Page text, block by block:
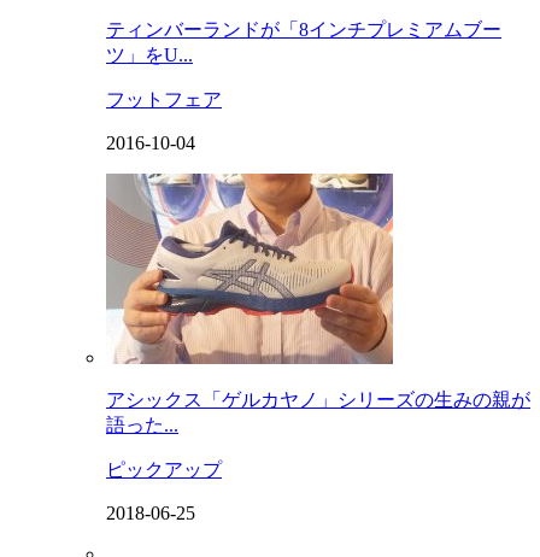
ティンバーランドが「8インチプレミアムブー
ツ」をU...
フットフェア
2016-10-04
アシックス「ゲルカヤノ」シリーズの生みの親が
語った...
ピックアップ
2018-06-25